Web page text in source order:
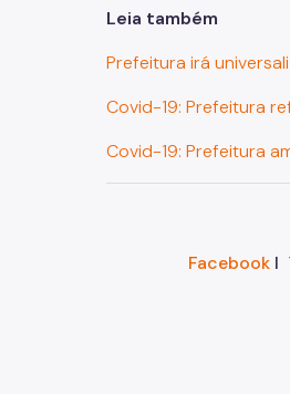
Leia também
Prefeitura irá
Covid-19: Prefeitura
Covid-19: Prefeitura
FacebookI